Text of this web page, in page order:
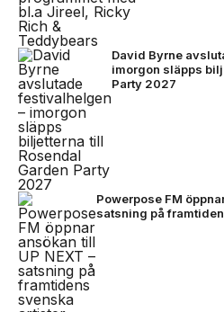
David Byrne
imorgon släpps
Party 2027
Powerpose FM
satsning på